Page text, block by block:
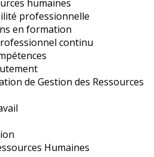
humaines
professionnelle
en formation
continu
de Gestion des Ressources
Humaines